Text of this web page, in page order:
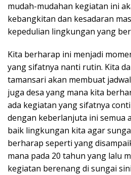
mudah-mudahan kegiatan ini
kebangkitan dan kesadaran
kepedulian lingkungan yang
Kita berharap ini menjadi
yang sifatnya nanti rutin. Kita
tamansari akan membuat
juga desa yang mana kita
ada kegiatan yang sifatnya
dengan keberlanjuta ini semua
baik lingkungan kita agar
berharap seperti yang
mana pada 20 tahun yang lalu
kegiatan berenang di sungai